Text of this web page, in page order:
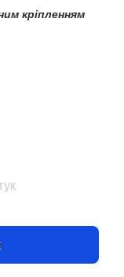
кріпленням